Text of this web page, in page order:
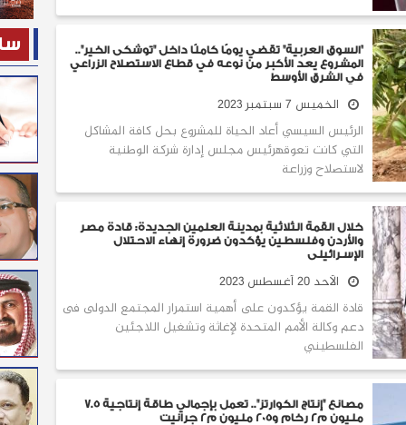
"السوق العربية" تقضي يومًا كاملًا داخل "توشكى الخير"..
المشروع يعد الأكبر من نوعه في قطاع الاستصلاح الزراعي
في الشرق الأوسط
الخميس 7 سبتمبر 2023
الرئيس السيسي أعاد الحياة للمشروع بحل كافة المشاكل
التي كانت تعوقهرئيس مجلس إدارة شركة الوطنية
لاستصلاح وزراعة
خلال القمة الثلاثية بمدينة العلمين الجديدة: قادة مصر
والأردن وفلسطين يؤكدون ضرورة إنهاء الاحتلال
الإسـرائيلى
الأحد 20 أغسطس 2023
قادة القمة يؤكدون على أهمية استمرار المجتمع الدولى فى
دعم وكالة الأمم المتحدة لإغاثة وتشغيل اللاجئين
الفلسطيني
مصانع "إنتاج الكوارتز".. تعمل بإجمالي طاقة إنتاجية 7.5
مليون م2 رخام و205 مليون م2 جرانيت